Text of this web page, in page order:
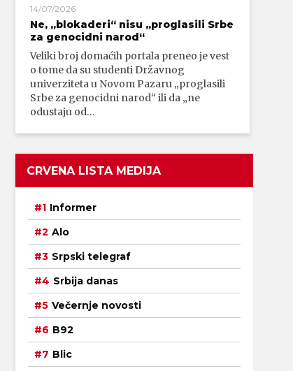
14/07/2026
Ne, „blokaderi“ nisu „proglasili Srbe
za genocidni narod“
Veliki broj domaćih portala preneo je vest
o tome da su studenti Državnog
univerziteta u Novom Pazaru „proglasili
Srbe za genocidni narod“ ili da „ne
odustaju od…
CRVENA LISTA MEDIJA
Informer
Alo
Srpski telegraf
Srbija danas
Večernje novosti
B92
Blic